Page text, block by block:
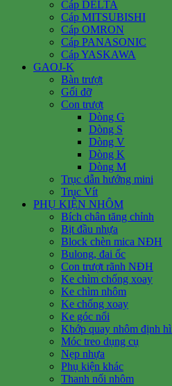
Cáp DELTA
Cáp MITSUBISHI
Cáp OMRON
Cáp PANASONIC
Cáp YASKAWA
GAOJ-K
Bàn trượt
Gối đỡ
Con trượt
Dòng G
Dòng S
Dòng V
Dòng K
Dòng M
Trục dẫn hướng mini
Trục Vít
PHỤ KIỆN NHÔM
Bích chân tăng chỉnh
Bịt đầu nhựa
Block chèn mica NĐH
Bulong, đai ốc
Con trượt rãnh NĐH
Ke chìm chống xoay
Ke chìm nhôm
Ke chống xoay
Ke góc nổi
Khớp quay nhôm định
Móc treo dụng cụ
Nẹp nhựa
Phụ kiện khác
Thanh nối nhôm